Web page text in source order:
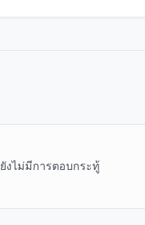
ยังไม่มีการตอบกระทู้